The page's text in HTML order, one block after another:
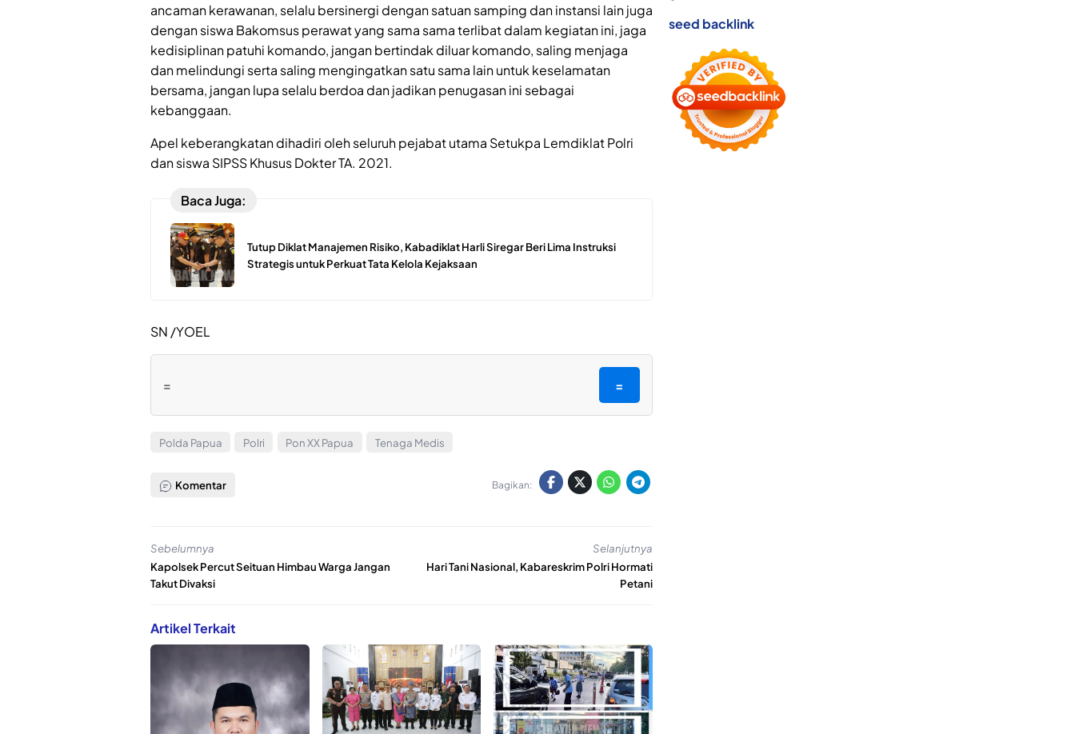
ancaman kerawanan, selalu bersinergi dengan satuan samping dan instansi lain juga
dengan siswa Bakomsus perawat yang sama sama terlibat dalam kegiatan ini, jaga
kedisiplinan patuhi komando, jangan bertindak diluar komando, saling menjaga
dan melindungi serta saling mengingatkan satu sama lain untuk keselamatan
bersama, jangan lupa selalu berdoa dan jadikan penugasan ini sebagai
kebanggaan.
Apel keberangkatan dihadiri oleh seluruh pejabat utama Setukpa Lemdiklat Polri
dan siswa SIPSS Khusus Dokter TA. 2021.
Baca Juga:
Tutup Diklat Manajemen Risiko, Kabadiklat Harli Siregar Beri Lima Instruksi
Strategis untuk Perkuat Tata Kelola Kejaksaan
SN /YOEL
= =
Polda Papua Polri Pon XX Papua Tenaga Medis
Komentar Bagikan:
Sebelumnya
Kapolsek Percut Seituan Himbau Warga Jangan
Takut Divaksi
Selanjutnya
Hari Tani Nasional, Kabareskrim Polri Hormati
Petani
Artikel Terkait
seed backlink